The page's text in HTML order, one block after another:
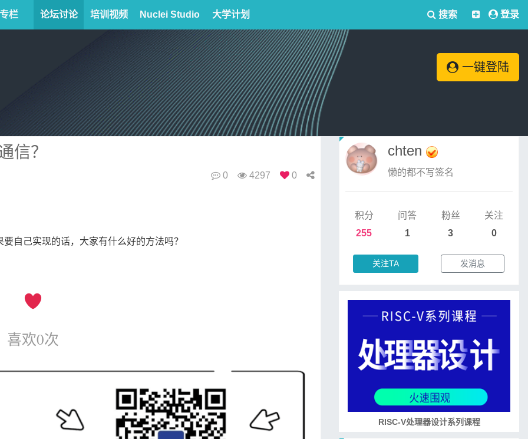
栏 论坛讨论 培训视频 Nuclei Studio 大学计划 搜索 登录
一键登陆
信？
0 4297 0
自己实现的话，大家有什么好的方法吗？
喜欢0次
chten
懒的都不写签名
积分
255
问答
1
粉丝
3
关注
0
关注TA 发消息
培养RISC-V大学土壤 共建RISC-V教育生态